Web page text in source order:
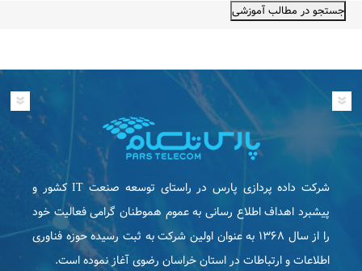
شرکت داده پردازی پارس در راستای توسعه صنعت IT كشور و
پیشبرد اهداف اطلاع رسانی به عموم هموطنان گرامی فعاليت خود
را از سال ۱۳۶۸ به عنوان اولین شرکت به ثبت رسیده حوزه فناوری
اطلاعات و ارتباطات در استان خراسان رضوی آغاز نموده است.